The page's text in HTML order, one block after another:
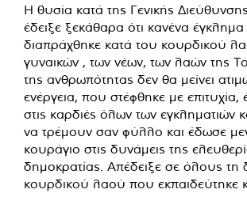
Η θυσία κατά της Γενικής
έδειξε ξεκάθαρα ότι κανένα
διαπράχθηκε κατά του κουρδικού
γυναικών , των νέων, των λαών της
της ανθρωπότητας δεν θα μείνει
ενέργεια, που στέφθηκε με
στις καρδιές όλων των εγκληματιών
να τρέμουν σαν φύλλο και έδωσε
κουράγιο στις δυνάμεις της
δημοκρατίας. Απέδειξε σε όλους τη
κουρδικού λαού που εκπαιδεύτηκε